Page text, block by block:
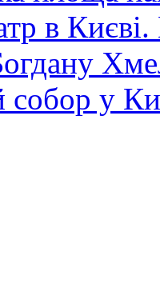
в
собор у